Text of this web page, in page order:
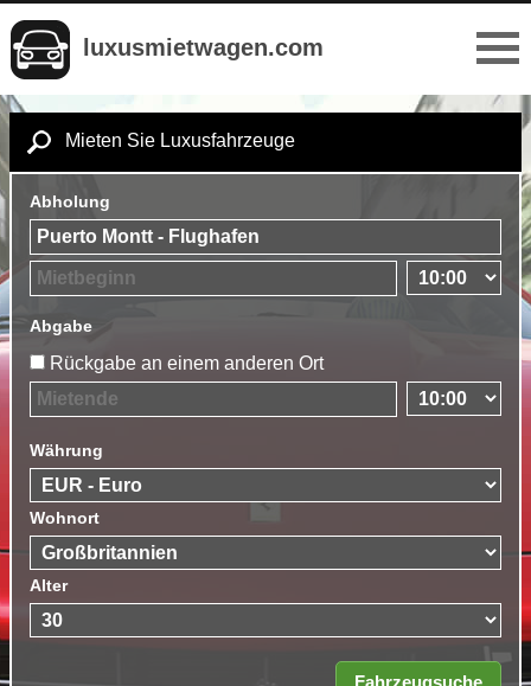
luxusmietwagen.com
Mieten Sie Luxusfahrzeuge
Abholung
Abgabe
Rückgabe an einem anderen Ort
Währung
Wohnort
Alter